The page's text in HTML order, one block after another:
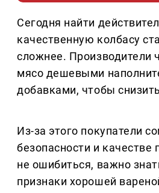
Сегодня найти
качественную колбасу
сложнее. Производители
мясо дешевыми
добавками, чтобы
Из-за этого покупатели
безопасности и качестве
не ошибиться, важно
признаки хорошей